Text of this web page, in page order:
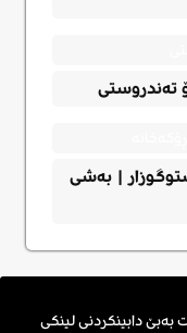
| بەشی
بەبێ دابینکردنی لینکی